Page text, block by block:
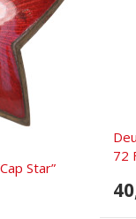
72
Star”